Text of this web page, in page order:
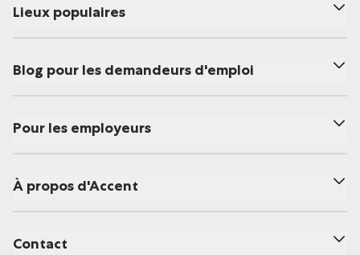
Lieux populaires
Blog pour les demandeurs d'emploi
Pour les employeurs
À propos d'Accent
Contact